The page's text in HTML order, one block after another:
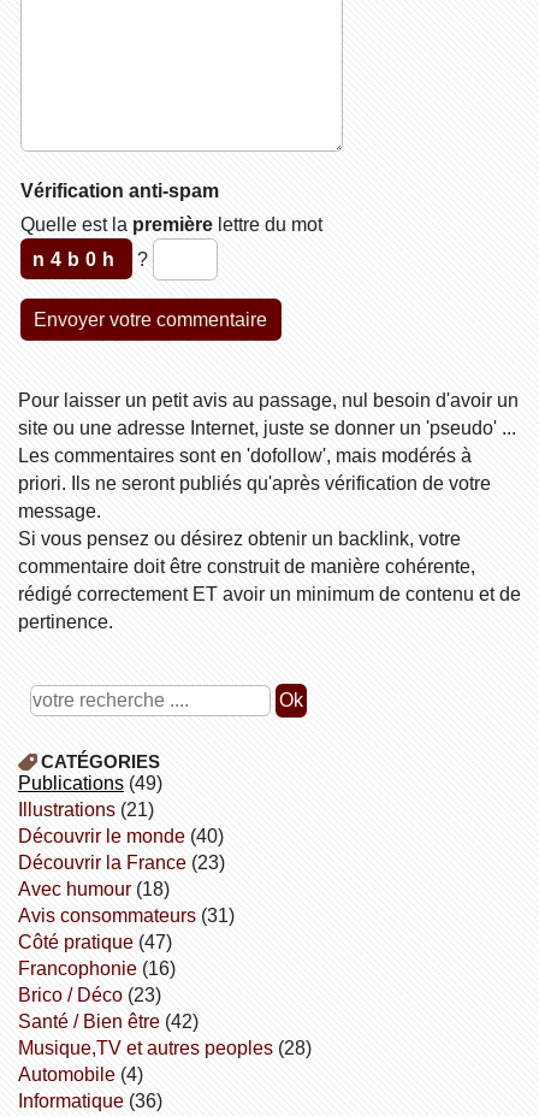
Vérification anti-spam
Quelle est la premièrelettre du mot
n4b0h
?
Pour laisser un petit avis au passage, nul besoin d'avoir un
site ou une adresse Internet, juste se donner un 'pseudo' ...
Les commentaires sont en 'dofollow', mais modérés à
priori. Ils ne seront publiés qu'après vérification de votre
message.
Si vous pensez ou désirez obtenir un backlink, votre
commentaire doit être construit de manière cohérente,
rédigé correctement ET avoir un minimum de contenu et de
pertinence.
CATÉGORIES
publications(49)
illustrations(21)
découvrir le monde(40)
découvrir la France(23)
avec humour(18)
avis consommateurs(31)
côté pratique(47)
Francophonie(16)
Brico / Déco(23)
Santé / Bien être(42)
Musique,TV et autres peoples(28)
Automobile(4)
informatique(36)